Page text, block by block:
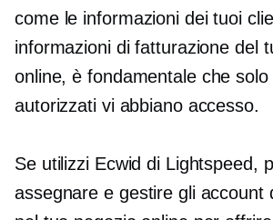
come le informazioni dei tuoi
informazioni di fatturazione del
online, è fondamentale che
autorizzati vi abbiano accesso.
Se utilizzi Ecwid di Lightspeed,
assegnare e gestire gli account